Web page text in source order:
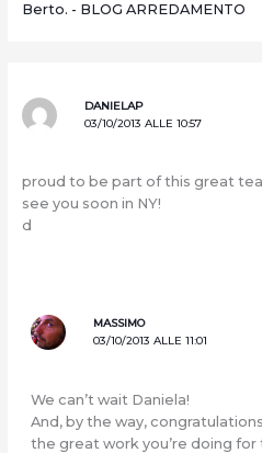
Berto. - BLOG ARREDAMENTO
DANIELAP
03/10/2013 ALLE 10:57
proud to be part of this great
see you soon in NY!
d
MASSIMO
03/10/2013 ALLE 11:01
We can’t wait Daniela!
And, by the way,
the great work you’re doing